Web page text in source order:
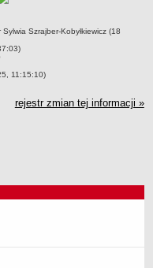
Szrajber-Kobyłkiewicz (18
11:15:10)
rejestr zmian tej informacji »